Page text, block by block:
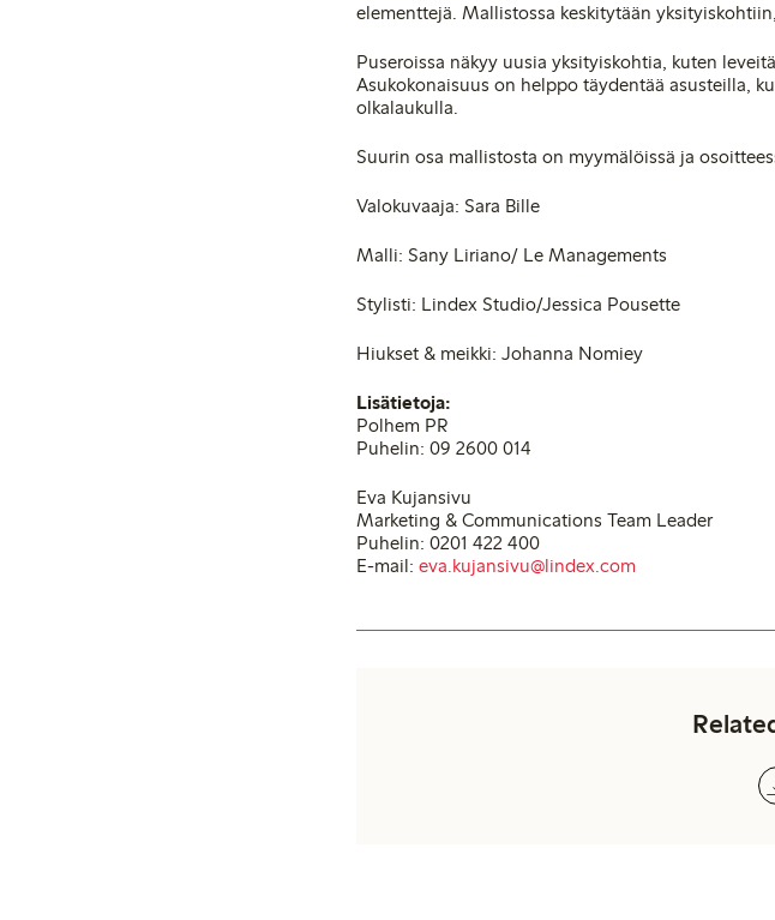
elementtejä. Mallistossa keskitytään
Puseroissa näkyy uusia yksityiskohtia, kuten
Asukokonaisuus on helppo täydentää asusteilla,
olkalaukulla.
Suurin osa mallistosta on myymälöissä ja
Valokuvaaja: Sara Bille
Malli: Sany Liriano/ Le Managements
Stylisti: Lindex Studio/Jessica Pousette
Hiukset & meikki: Johanna Nomiey
Lisätietoja:
Polhem PR
Puhelin: 09 2600 014
Eva Kujansivu
Marketing & Communications Team Leader
Puhelin: 0201 422 400
E-mail: eva.kujansivu@lindex.com